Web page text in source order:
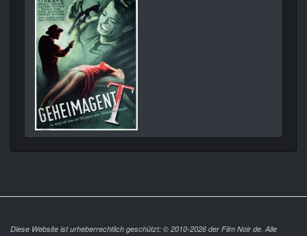
Diese Website ist urheberrechtlich geschützt: © 2010-2026 der Film Noir de. Alle